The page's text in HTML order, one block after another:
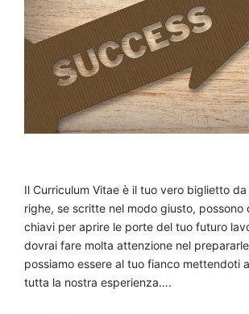
Il Curriculum Vitae è il tuo vero biglietto
righe, se scritte nel modo giusto, possono
chiavi per aprire le porte del tuo futuro
dovrai fare molta attenzione nel
possiamo essere al tuo fianco mettendoti
tutta la nostra esperienza….